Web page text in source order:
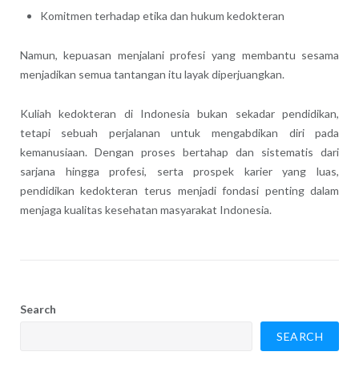
Komitmen terhadap etika dan hukum kedokteran
Namun, kepuasan menjalani profesi yang membantu sesama
menjadikan semua tantangan itu layak diperjuangkan.
Kuliah kedokteran di Indonesia bukan sekadar pendidikan,
tetapi sebuah perjalanan untuk mengabdikan diri pada
kemanusiaan. Dengan proses bertahap dan sistematis dari
sarjana hingga profesi, serta prospek karier yang luas,
pendidikan kedokteran terus menjadi fondasi penting dalam
menjaga kualitas kesehatan masyarakat Indonesia.
Search
SEARCH